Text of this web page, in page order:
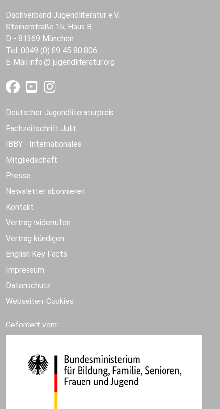
Dachverband Jugendliteratur e.V.
Steinerstraße 15, Haus B
D - 81369 München
Tel. 0049 (0) 89 45 80 806
E-Mail info jugendliteratur.org
Deutscher Jugendliteraturpreis
Fachzeitschrift Julit
IBBY - Internationales
Mitgliedschaft
Presse
Newsletter abonnieren
Kontakt
Vertrag widerrufen
Vertrag kündigen
English Key Facts
Impressum
Datenschutz
Webseiten-Cookies
Gefördert vom: